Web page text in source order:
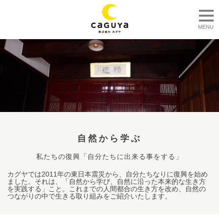
MENU
自然から学ぶ
私たちの復興「自分たちに出来る事をする」
カグヤでは2011年の東日本震災から、自分たちなりに復興を始め
ました。それは、「自然から学び、自然に沿った本来的な生き方
を実践する」こと。これまでの人間都合の生き方を改め、自然の
つながりの中で生きる取り組みをご紹介いたします。